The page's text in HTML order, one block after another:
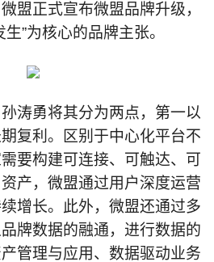
盟正式宣布微盟品牌升级，
”为核心的品牌主张。
涛勇将其分为两点，第一以
复利。区别于中心化平台不
要构建可连接、可触达、可
产，微盟通过用户深度运营
增长。此外，微盟还通过多
牌数据的融通，进行数据的
管理与应用、数据驱动业务